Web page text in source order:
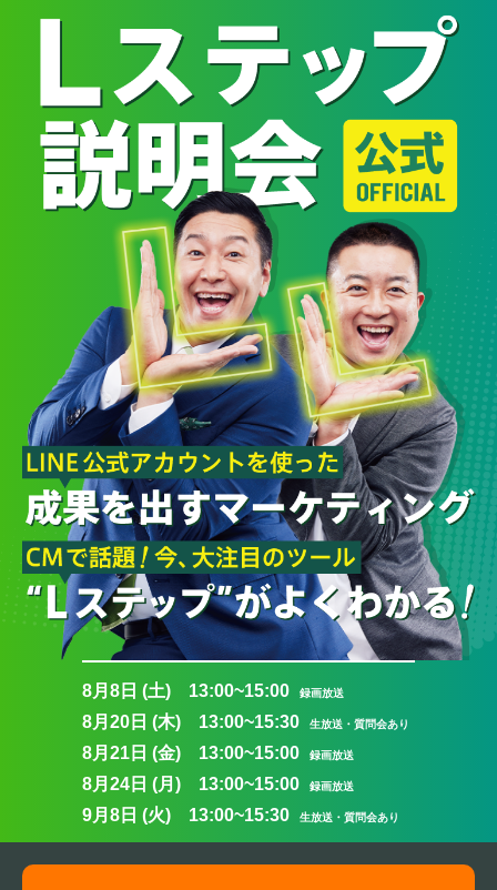
8月8日 (土) 13:00~15:00 録画放送
8月20日 (木) 13:00~15:30 生放送・質問会あり
8月21日 (金) 13:00~15:00 録画放送
8月24日 (月) 13:00~15:00 録画放送
9月8日 (火) 13:00~15:30 生放送・質問会あり